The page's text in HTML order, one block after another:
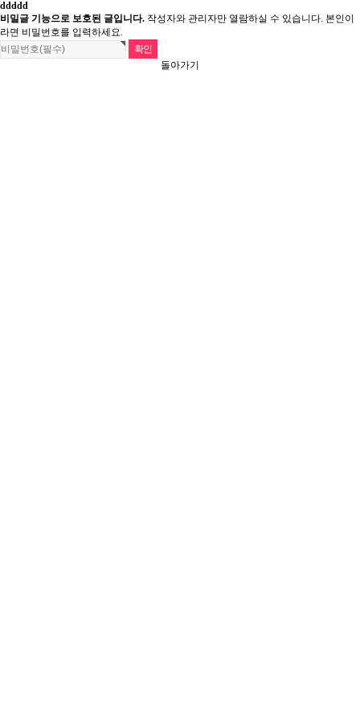
ddddd
비밀글 기능으로 보호된 글입니다. 작성자와 관리자만 열람하실 수 있습니다. 본인이
라면 비밀번호를 입력하세요.
돌아가기